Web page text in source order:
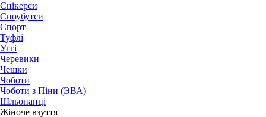
Снікерси
Сноубутси
Спорт
Туфлі
Уггі
Черевики
Чешки
Чоботи
Чоботи з Піни (ЭВА)
Шльопанці
Жіноче взуття